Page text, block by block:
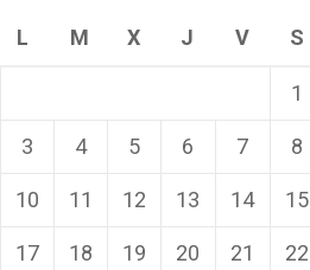
L M X J V S
1
3 4 5 6 7 8
10 11 12 13 14 15
17 18 19 20 21 22